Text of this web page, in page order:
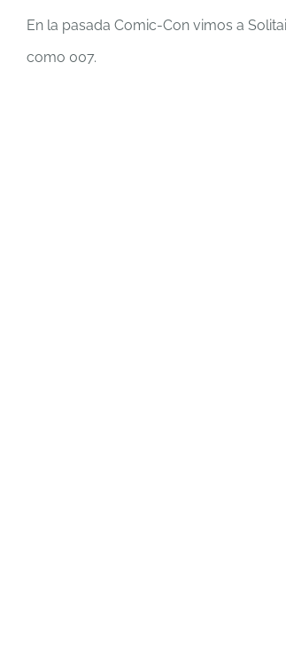
En la pasada Comic-Con vimos a
como 007.